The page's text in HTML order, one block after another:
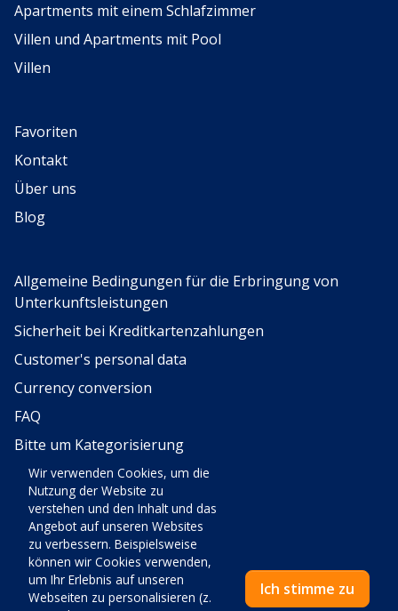
Wir verwenden Cookies, um die
Nutzung der Website zu
verstehen und den Inhalt und das
Angebot auf unseren Websites
zu verbessern. Beispielsweise
können wir Cookies verwenden,
um Ihr Erlebnis auf unseren
Webseiten zu personalisieren (z.
Ich stimme zu
Apartments mit einem Schlafzimmer
Villen und Apartments mit Pool
Villen
Favoriten
Kontakt
Über uns
Blog
Allgemeine Bedingungen für die Erbringung von
Unterkunftsleistungen
Sicherheit bei Kreditkartenzahlungen
Customer's personal data
Currency conversion
FAQ
Bitte um Kategorisierung
Sozialen Medien
VELOX d.o.o., Reisebüro za turizam, ugostiteljstvo, trgovinu,